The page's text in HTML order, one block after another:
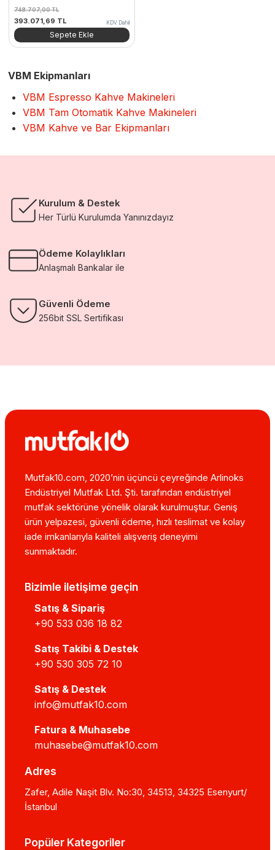
748.707,00TL
Orijinal
fiyat:
748.707,00 TL.
393.071,69 TLŞu
andaki
fiyat:
KDV Dahil
Sepete Ekle
VBM Ekipmanları
VBM Espresso Kahve Makineleri
VBM Tam Otomatik Kahve Makineleri
VBM Kahve ve Bar Ekipmanları
Kurulum & Destek
Her Türlü Kurulumda Yanınızdayız
Ödeme Kolaylıkları
Anlaşmalı Bankalar ile
Güvenli Ödeme
256bit SSL Sertifikası
Mutfak10.com, 2020’nin üçüncü çeyreğinde Arlinoks
Endüstriyel Mutfak Ltd. Şti. tarafından endüstriyel
mutfak sektörüne yönelik olarak kurulmuştur. Geniş
ürün yelpazesi, güvenli ödeme, hızlı teslimat ve kolay
iade imkanlarıyla kaliteli alışveriş deneyimi
sunmaktadır.
Bizimle iletişime geçin
Satış & Sipariş
+90 533 036 18 82
Satış Takibi & Destek
+90 530 305 72 10
Satış & Destek
info@mutfak10.com
Fatura & Muhasebe
muhasebe@mutfak10.com
Adres
Zafer, Adile Naşit Blv. No:30, 34513, 34325 Esenyurt/
İstanbul
Popüler Kategoriler